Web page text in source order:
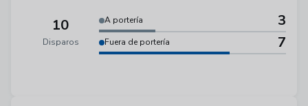
10
Disparos
A portería 3
Fuera de portería 7